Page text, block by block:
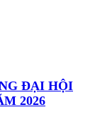
ĐẠI HỘI
2026